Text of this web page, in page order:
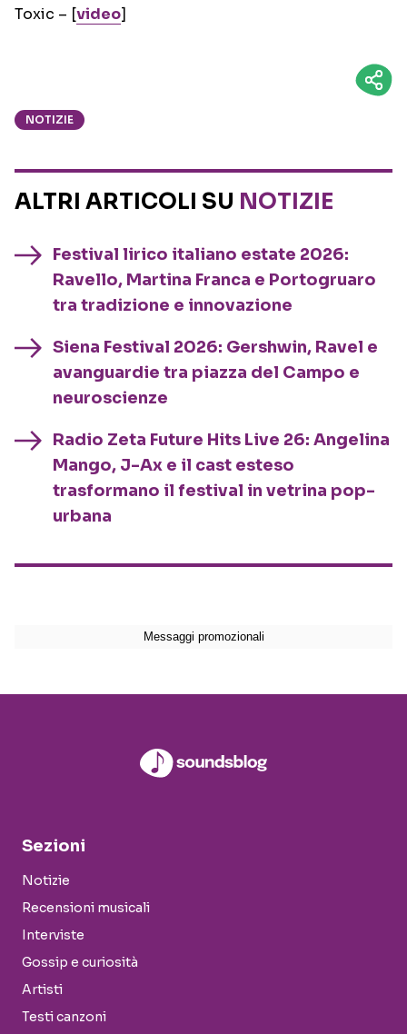
Toxic – [video]
NOTIZIE
ALTRI ARTICOLI SU NOTIZIE
Festival lirico italiano estate 2026:
Ravello, Martina Franca e Portogruaro
tra tradizione e innovazione
Siena Festival 2026: Gershwin, Ravel e
avanguardie tra piazza del Campo e
neuroscienze
Radio Zeta Future Hits Live 26: Angelina
Mango, J-Ax e il cast esteso
trasformano il festival in vetrina pop-
urbana
Sezioni
Notizie
Recensioni musicali
Interviste
Gossip e curiosità
Artisti
Testi canzoni